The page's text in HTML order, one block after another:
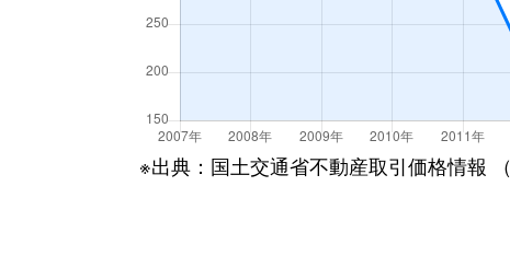
※出典：国土交通省不動産取引価格情報 （